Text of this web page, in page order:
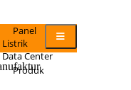
Panel
Listrik
Data Center
Produk